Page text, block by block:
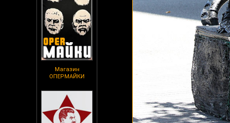
Магазин
ОПЕРМАЙКИ